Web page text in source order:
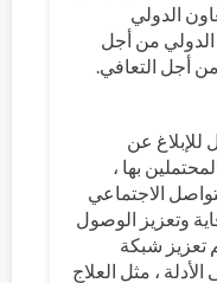
الدولي
الدولي من أجل
أجل التعافي.
للإبلاغ عن
بها ،
الاجتماعي
وتعزيز الوصول
تعزيز شبكة
، مثل العلاج